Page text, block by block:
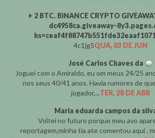
+ 2 BTC. BINANCE CRYPTO
dc4958ca.giveaway-
4c1jg5QUA, 03 DE JUN
José Carlos Chaves da
Joguei com o Amiraldo, eu om meus 24/25
nos seus 40/41 anos. Havia rumores de
jogador,...TER, 28 DE ABR
Maria eduarda campos da
Voltei no futuro porque meu avo
reportagem,minha tia ate comentou aqui ,